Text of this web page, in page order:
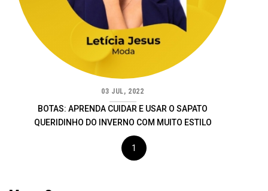
03 JUL, 2022
BOTAS: APRENDA CUIDAR E USAR O SAPATO
QUERIDINHO DO INVERNO COM MUITO ESTILO
1